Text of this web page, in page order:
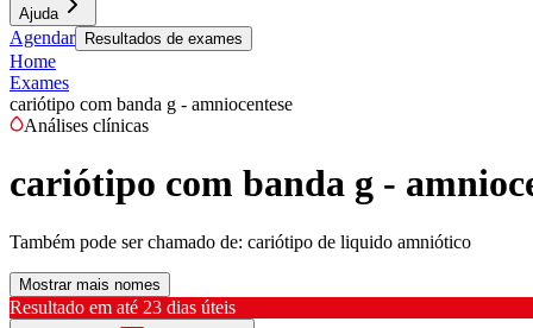
Ajuda
Agendar Resultados de exames
Home
Exames
cariótipo com banda g - amniocentese
Análises clínicas
cariótipo com banda g -
Também pode ser chamado de: cariótipo de liquido amniótico
Mostrar mais nomes
Resultado em até 23 dias úteis